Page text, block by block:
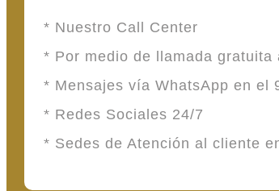
* Nuestro Call Center
* Por medio de llamada
* Mensajes vía WhatsApp en el
* Redes Sociales 24/7
* Sedes de Atención al cliente